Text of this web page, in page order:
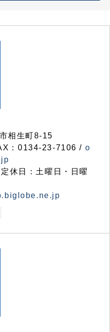
相生町8-15
：0134-23-7106 / o
休日：土曜日・日曜